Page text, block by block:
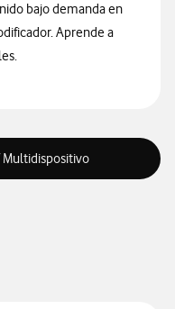
bajo demanda en
Aprende a
Multidispositivo